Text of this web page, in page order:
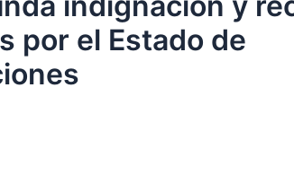
por el Estado de